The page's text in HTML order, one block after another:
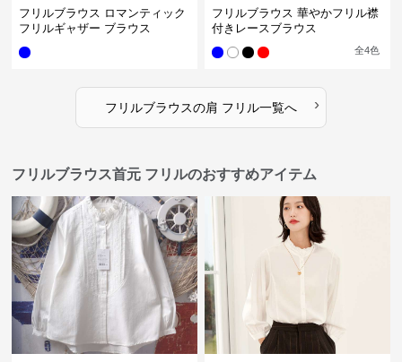
フリルブラウス ロマンティック
フリルギャザー ブラウス
フリルブラウス 華やかフリル襟
付きレースブラウス
全4色
フリルブラウスの肩 フリル一覧へ ›
フリルブラウス首元 フリルのおすすめアイテム